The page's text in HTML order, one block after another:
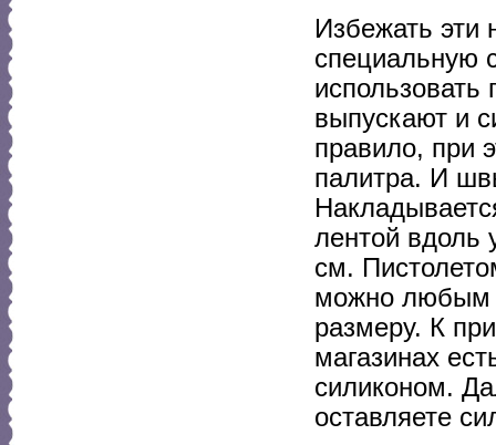
Избежать эти
специальную
использовать
выпускают и
правило, при
палитра. И
лентой вдоль
см.
можно любым
размеру. К
магазинах
силиконом.
оставляете